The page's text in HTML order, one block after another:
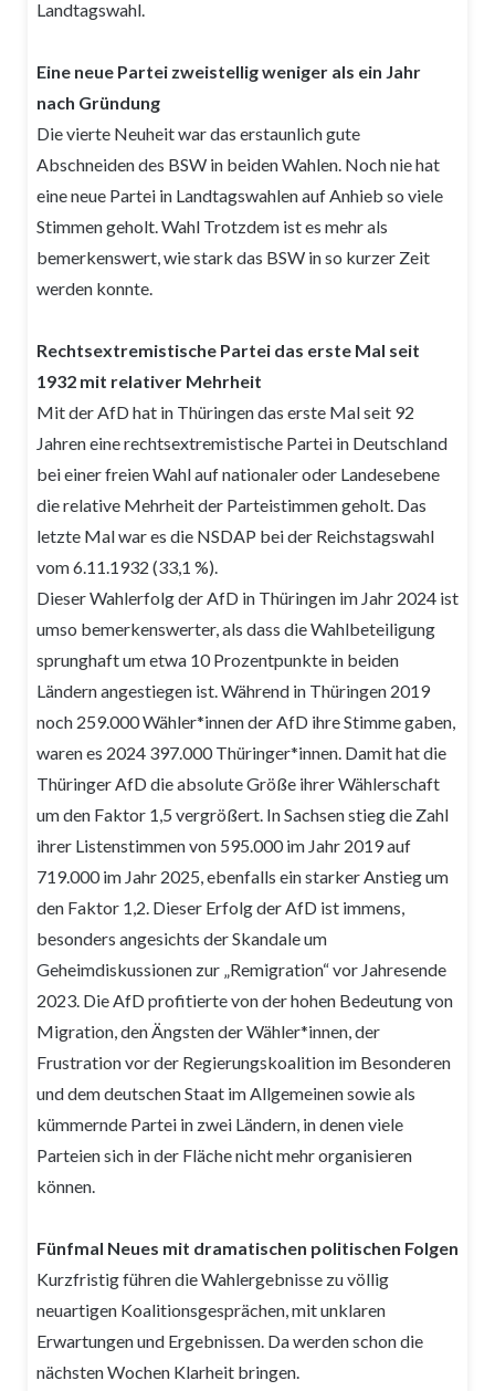
Landtagswahl.
Eine neue Partei zweistellig weniger als ein Jahr
nach Gründung
Die vierte Neuheit war das erstaunlich gute
Abschneiden des BSW in beiden Wahlen. Noch nie hat
eine neue Partei in Landtagswahlen auf Anhieb so viele
Stimmen geholt. Wahl Trotzdem ist es mehr als
bemerkenswert, wie stark das BSW in so kurzer Zeit
werden konnte.
Rechtsextremistische Partei das erste Mal seit
1932 mit relativer Mehrheit
Mit der AfD hat in Thüringen das erste Mal seit 92
Jahren eine rechtsextremistische Partei in Deutschland
bei einer freien Wahl auf nationaler oder Landesebene
die relative Mehrheit der Parteistimmen geholt. Das
letzte Mal war es die NSDAP bei der Reichstagswahl
vom 6.11.1932 (33,1 %).
Dieser Wahlerfolg der AfD in Thüringen im Jahr 2024 ist
umso bemerkenswerter, als dass die Wahlbeteiligung
sprunghaft um etwa 10 Prozentpunkte in beiden
Ländern angestiegen ist. Während in Thüringen 2019
noch 259.000 Wähler*innen der AfD ihre Stimme gaben,
waren es 2024 397.000 Thüringer*innen. Damit hat die
Thüringer AfD die absolute Größe ihrer Wählerschaft
um den Faktor 1,5 vergrößert. In Sachsen stieg die Zahl
ihrer Listenstimmen von 595.000 im Jahr 2019 auf
719.000 im Jahr 2025, ebenfalls ein starker Anstieg um
den Faktor 1,2. Dieser Erfolg der AfD ist immens,
besonders angesichts der Skandale um
Geheimdiskussionen zur „Remigration“ vor Jahresende
2023. Die AfD profitierte von der hohen Bedeutung von
Migration, den Ängsten der Wähler*innen, der
Frustration vor der Regierungskoalition im Besonderen
und dem deutschen Staat im Allgemeinen sowie als
kümmernde Partei in zwei Ländern, in denen viele
Parteien sich in der Fläche nicht mehr organisieren
können.
Fünfmal Neues mit dramatischen politischen Folgen
Kurzfristig führen die Wahlergebnisse zu völlig
neuartigen Koalitionsgesprächen, mit unklaren
Erwartungen und Ergebnissen. Da werden schon die
nächsten Wochen Klarheit bringen.